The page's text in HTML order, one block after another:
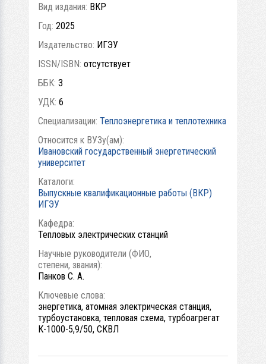
Вид издания: ВКР
Год: 2025
Издательство: ИГЭУ
ISSN/ISBN: отсутствует
ББК: 3
УДК: 6
Специализации: Теплоэнергетика и теплотехника
Относится к ВУЗу(ам):
Ивановский государственный энергетический
университет
Каталоги:
Выпускные квалификационные работы (ВКР)
ИГЭУ
Кафедра:
Тепловых электрических станций
Научные руководители (ФИО,
степени, звания):
Панков С. А.
Ключевые слова:
энергетика, атомная электрическая станция,
турбоустановка, тепловая схема, турбоагрегат
К-1000-5,9/50, СКВЛ